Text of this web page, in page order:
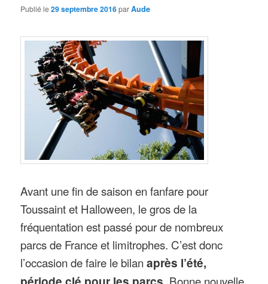
Publié le29 septembre 2016parAude
Avant une fin de saison en fanfare pour
Toussaint et Halloween, le gros de la
fréquentation est passé pour de nombreux
parcs de France et limitrophes. C’est donc
l’occasion de faire le bilanaprès l’été,